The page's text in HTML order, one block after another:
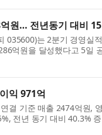
원… 전년동기 대비
035600)는 2분기 경영실
억원을 달성했다고 5일
증가한 기록이다. 별도
익 971억
결 기준 매출 2474억원,
전년 동기 대비 40.3%
장해 일회성 용역수익이